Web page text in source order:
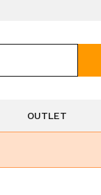
OUTLET